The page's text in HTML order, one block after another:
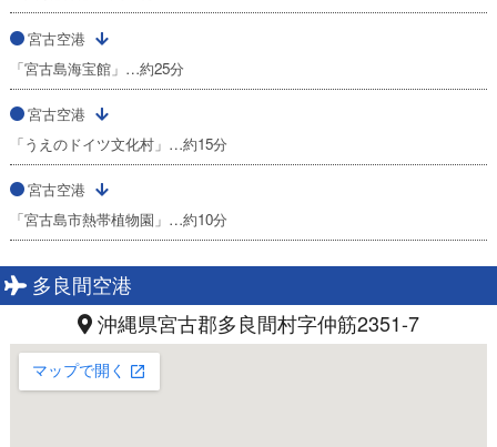
宮古空港
「宮古島海宝館」…約25分
宮古空港
「うえのドイツ文化村」…約15分
宮古空港
「宮古島市熱帯植物園」…約10分
多良間空港
沖縄県宮古郡多良間村字仲筋2351-7